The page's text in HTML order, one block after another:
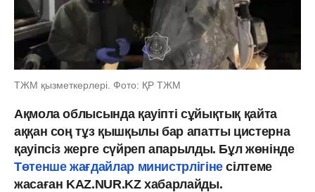
ТЖМ қызметкерлері. Фото: ҚР ТЖМ
Ақмола облысында қауіпті сұйықтық қайта
аққан соң тұз қышқылы бар апатты цистерна
қауіпсіз жерге сүйреп апарылды. Бұл жөнінде
Төтенше жағдайлар министрлігінесілтеме
жасаған KAZ.NUR.KZ хабарлайды.